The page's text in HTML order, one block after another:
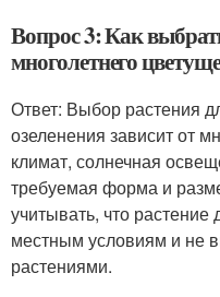
Вопрос 3: Как
многолетнего
Ответ: Выбор растения
озеленения зависит от
климат, солнечная
требуемая форма и
учитывать, что
местным условиям и не
растениями.